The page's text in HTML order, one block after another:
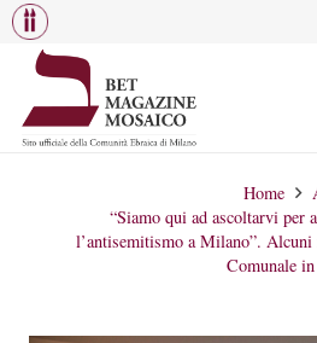
Home
“Siamo qui ad ascoltarvi per
l’antisemitismo a Milano”.
Comunale